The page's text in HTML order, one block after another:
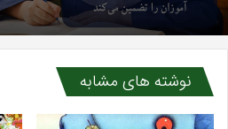
چگونه یک مدرسه حرفه‌ای آینده
تضمین می‌کند
قاب آینه دست ساز و قاب
ماندگار برای زیباسازی
نوشته های مشابه